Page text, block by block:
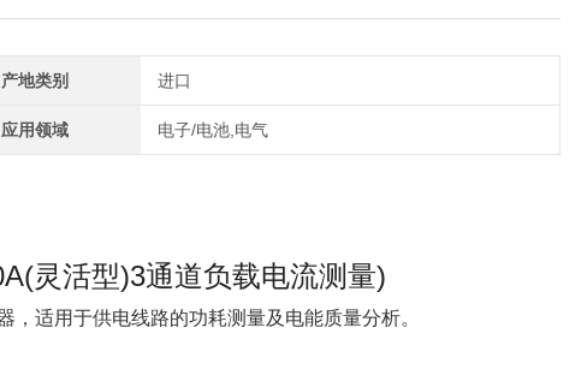
产地类别 进口
应用领域 电子/电池,电气
灵活型)3通道负载电流测量)
适用于供电线路的功耗测量及电能质量分析。